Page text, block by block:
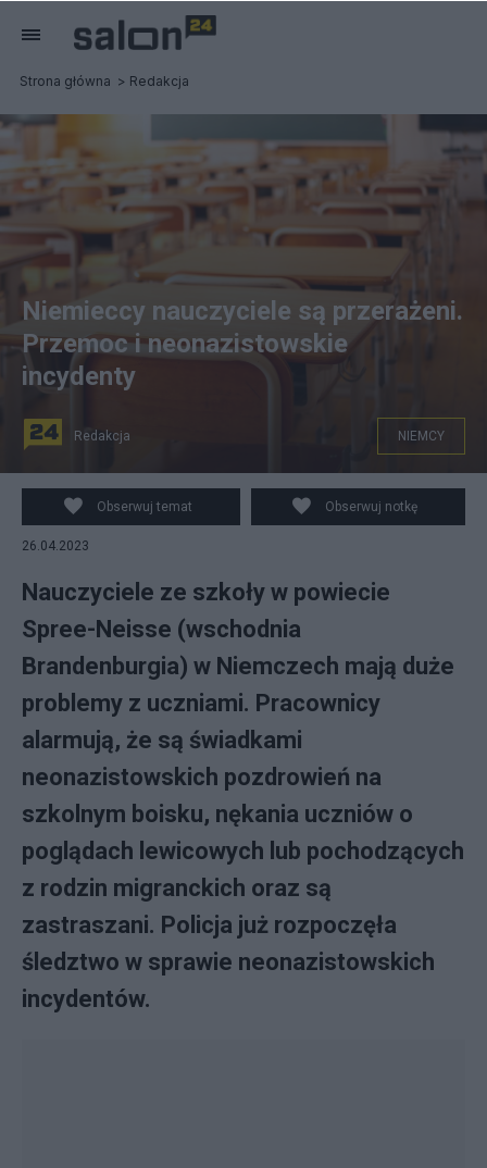
Strona główna Redakcja
(Przemoc i neonazistowskie incydenty w niemieckiej
szkole. Fot. Pixabay)
Niemieccy nauczyciele są przerażeni.
Przemoc i neonazistowskie
incydenty
Redakcja NIEMCY
Obserwuj temat Obserwuj notkę
26.04.2023
Nauczyciele ze szkoły w powiecie
Spree-Neisse (wschodnia
Brandenburgia) w Niemczech mają duże
problemy z uczniami. Pracownicy
alarmują, że są świadkami
neonazistowskich pozdrowień na
szkolnym boisku, nękania uczniów o
poglądach lewicowych lub pochodzących
z rodzin migranckich oraz są
zastraszani. Policja już rozpoczęła
śledztwo w sprawie neonazistowskich
incydentów.